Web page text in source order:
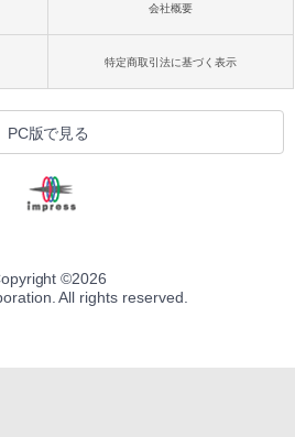
会社概要
特定商取引法に基づく表示
PC版で見る
©2026
All rights reserved.